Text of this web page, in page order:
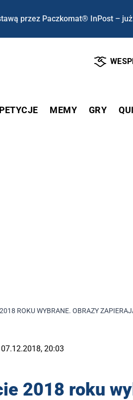
przez Paczkomat® InPost –
PETYCJE MEMY GRY
ROKU WYBRANE. OBRAZY
07.12.2018, 20:03
2018 roku